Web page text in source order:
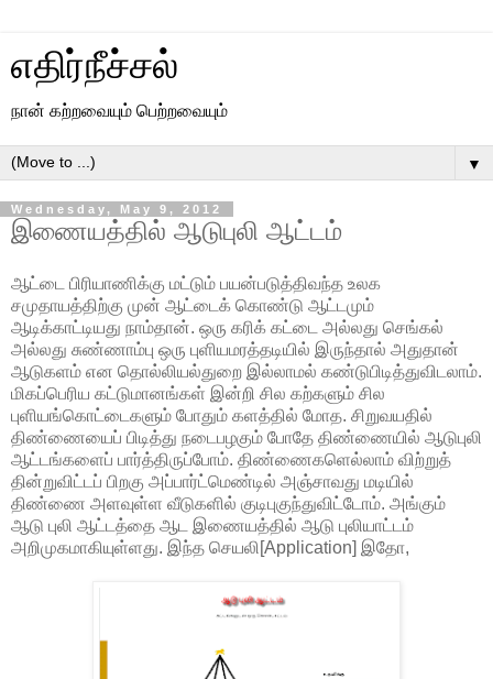
எதிர்நீச்சல்
நான் கற்றவையும் பெற்றவையும்
▼
Wednesday, May 9, 2012
இணையத்தில் ஆடுபுலி ஆட்டம்
ஆட்டை பிரியாணிக்கு மட்டும் பயன்படுத்திவந்த உலக
சமுதாயத்திற்கு முன் ஆட்டைக் கொண்டு ஆட்டமும்
ஆடிக்காட்டியது நாம்தான். ஒரு கரிக் கட்டை அல்லது செங்கல்
அல்லது சுண்ணாம்பு ஒரு புளியமரத்தடியில் இருந்தால் அதுதான்
ஆடுகளம் என தொல்லியல்துறை இல்லாமல் கண்டுபிடித்துவிடலாம்.
மிகப்பெரிய கட்டுமானங்கள் இன்றி சில கற்களும் சில
புளியங்கொட்டைகளும் போதும் களத்தில் மோத. சிறுவயதில்
திண்ணையைப் பிடித்து நடைபழகும் போதே திண்ணையில் ஆடுபுலி
ஆட்டங்களைப் பார்த்திருப்போம். திண்ணைகளெல்லாம் விற்றுத்
தின்றுவிட்டப் பிறகு அப்பார்ட்மெண்டில் அஞ்சாவது மடியில்
திண்ணை அளவுள்ள வீடுகளில் குடிபுகுந்துவிட்டோம். அங்கும்
ஆடு புலி ஆட்டத்தை ஆட இணையத்தில் ஆடு புலியாட்டம்
அறிமுகமாகியுள்ளது. இந்த செயலி[Application] இதோ,